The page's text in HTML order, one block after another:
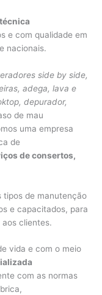
e com qualidade em
nacionais.
side by side,
adega, lava e
depurador,
de mau
uma empresa
de
de consertos,
tipos de manutenção
e capacitados, para
clientes.
vida e com o meio
com as normas